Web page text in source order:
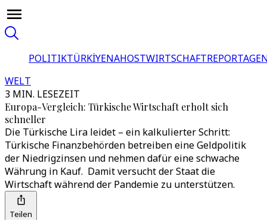
POLITIKTÜRKİYENAHOSTWIRTSCHAFT
WELT
3 MIN. LESEZEIT
Europa-Vergleich: Türkische Wirtschaft erholt sich
schneller
Die Türkische Lira leidet – ein kalkulierter Schritt:
Türkische Finanzbehörden betreiben eine Geldpolitik
der Niedrigzinsen und nehmen dafür eine schwache
Währung in Kauf. Damit versucht der Staat die
Wirtschaft während der Pandemie zu unterstützen.
Teilen